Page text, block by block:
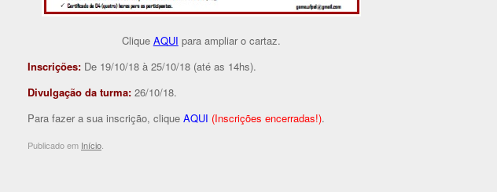
Clique AQUI para ampliar o cartaz.
Inscrições: De 19/10/18 à 25/10/18 (até as 14hs).
Divulgação da turma: 26/10/18.
Para fazer a sua inscrição, clique AQUI (Inscrições encerradas!).
Publicado em Início.